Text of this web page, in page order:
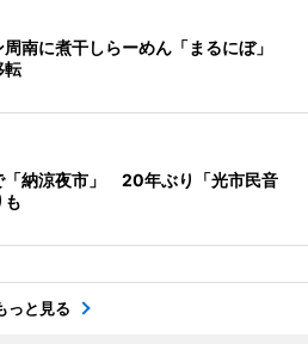
周南に煮干しらーめん「まるにぼ」
転
「納涼夜市」 20年ぶり「光市民音
も
っと見る